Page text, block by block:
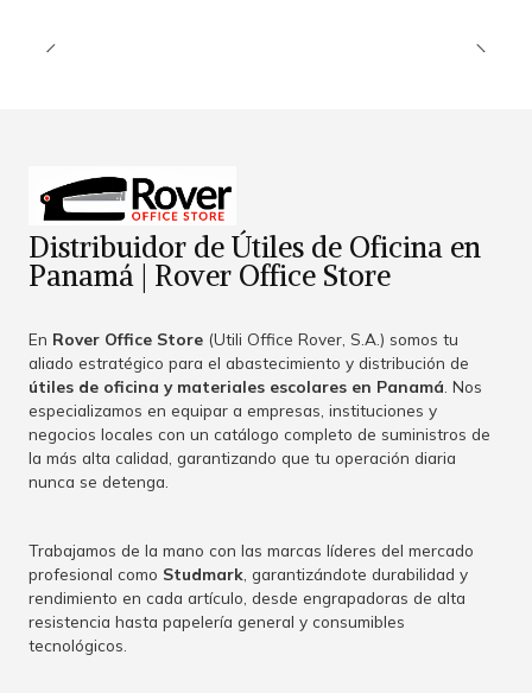
Distribuidor de Útiles de Oficina en
Panamá | Rover Office Store
En Rover Office Store (Utili Office Rover, S.A.) somos tu
aliado estratégico para el abastecimiento y distribución de
útiles de oficina y materiales escolares en Panamá . Nos
especializamos en equipar a empresas, instituciones y
negocios locales con un catálogo completo de suministros de
la más alta calidad, garantizando que tu operación diaria
nunca se detenga.
Trabajamos de la mano con las marcas líderes del mercado
profesional como Studmark , garantizándote durabilidad y
rendimiento en cada artículo, desde engrapadoras de alta
resistencia hasta papelería general y consumibles
tecnológicos.